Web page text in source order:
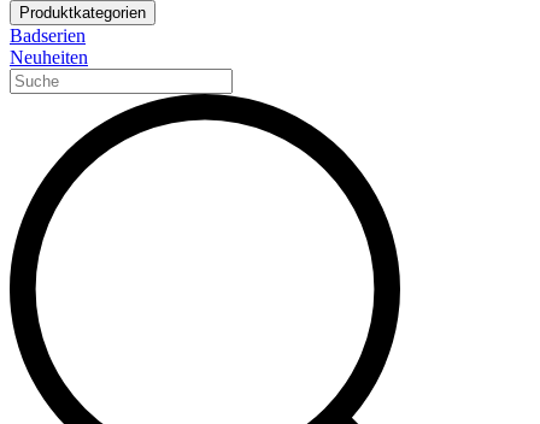
Produktkategorien
Badserien
Neuheiten